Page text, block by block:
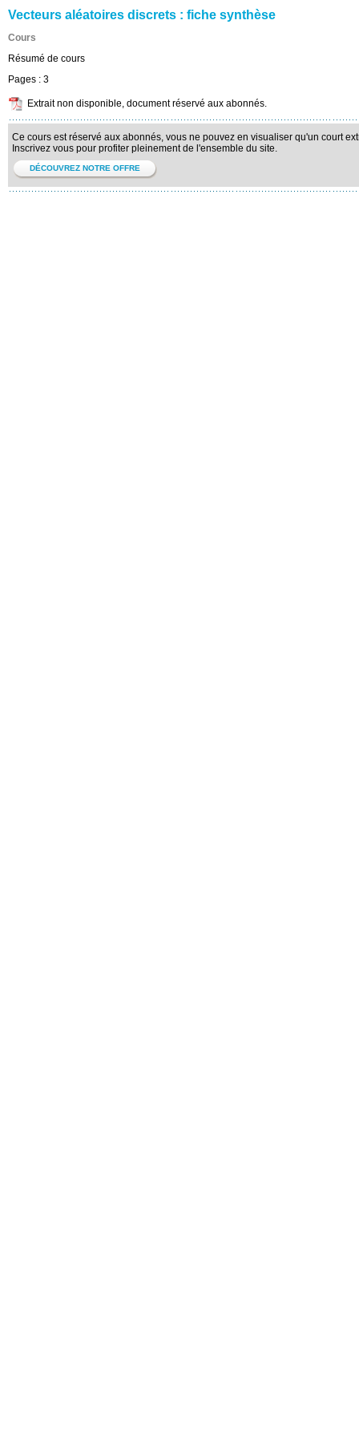
Vecteurs aléatoires discrets : fiche synthèse
Cours
Résumé de cours
Pages : 3
Extrait non disponible, document réservé aux abonnés.
Ce cours est réservé aux abonnés, vous ne pouvez en visualiser qu'un court
Inscrivez vous pour profiter pleinement de l'ensemble du site.
DÉCOUVREZ NOTRE OFFRE